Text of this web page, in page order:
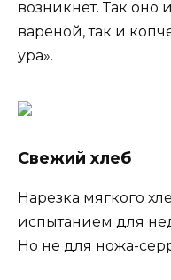
возникнет. Так оно
вареной, так и
ура».
Свежий хлеб
Нарезка мягкого
испытанием для
Но не для ножа-